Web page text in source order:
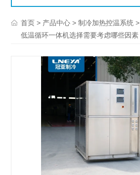
首页 > 产品中心 >制冷加热控温系统
低温循环一体机选择需要考虑哪些因素